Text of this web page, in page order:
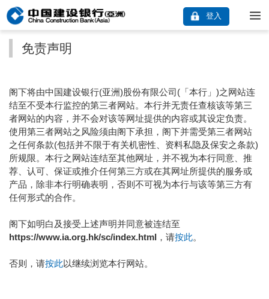
登入
免责声明
阁下将由中国建设银行(亚洲)股份有限公司(「本行」)之网站连
结至不受本行监控的第三者网站。本行并无责任查核该等第三
者网站的内容，并不会对该等网址提供的内容或其设定负责。
使用第三者网站之风险须由阁下承担，阁下并需受第三者网站
之任何条款(包括并不限于有关机密性、资料私隐及保安之条款)
所规限。本行之网站连结至其他网址，并不视为本行同意、推
荐、认可、保证或推介任何第三方或在其网址所提供的服务或
产品，除非本行明确表明，否则不可视为本行与该等第三方有
任何形式的合作。
阁下如明白及接受上述声明并同意被连结至
https://www.ia.org.hk/sc/index.html ，请按此。
否则，请按此以继续浏览本行网站。